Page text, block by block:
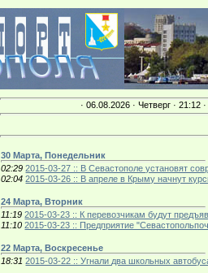
· 06.08.2026 · Четверг · 21:12 ·
30 Марта, Понедельник
02:29 2015-03-27 :: В Севастополе установят
02:04 2015-03-26 :: В апреле в Крыму начнут
24 Марта, Вторник
11:19 2015-03-23 :: К перевозчикам будут
11:10 2015-03-23 :: Предприятие
22 Марта, Воскресенье
18:31 2015-03-22 :: Угнали два школьных